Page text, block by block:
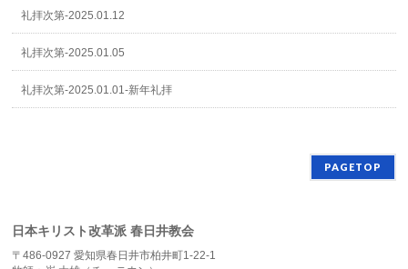
礼拝次第-2025.01.12
礼拝次第-2025.01.05
礼拝次第-2025.01.01-新年礼拝
PAGETOP
日本キリスト改革派 春日井教会
〒486-0927 愛知県春日井市柏井町1-22-1